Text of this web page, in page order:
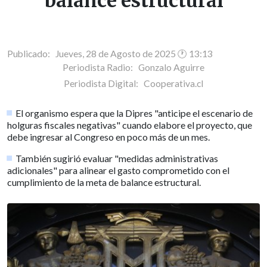
Publicado: Jueves, 28 de Agosto de 2025 🕐 13:13
Periodista Radio: Gonzalo Aguirre
Periodista Digital: Cooperativa.cl
El organismo espera que la Dipres "anticipe el escenario de
holguras fiscales negativas" cuando elabore el proyecto, que
debe ingresar al Congreso en poco más de un mes.
También sugirió evaluar "medidas administrativas
adicionales" para alinear el gasto comprometido con el
cumplimiento de la meta de balance estructural.